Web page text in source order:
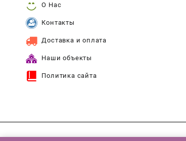
О Нас
Контакты
Доставка и оплата
Наши объекты
Политика сайта